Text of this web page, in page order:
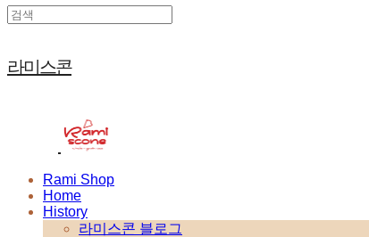
라미스콘
Rami Shop
Home
History
라미스콘 블로그